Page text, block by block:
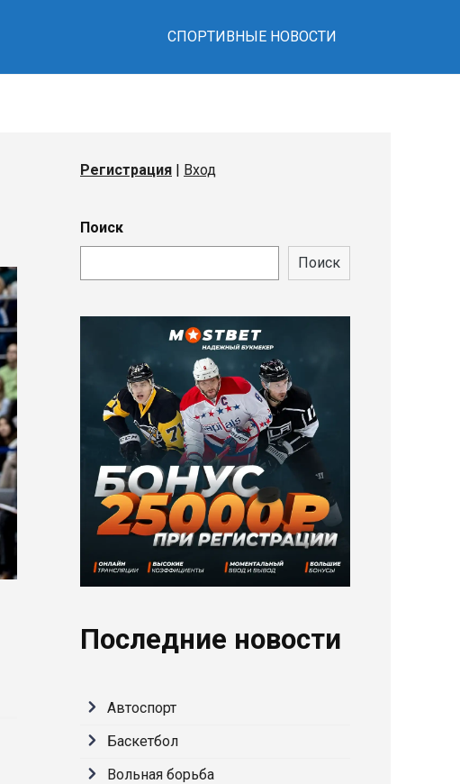
СПОРТИВНЫЕ НОВОСТИ
Регистрация | Вход
Поиск
Поиск
Последние новости
Автоспорт
Баскетбол
Вольная борьба